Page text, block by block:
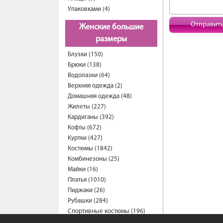
Упаковками (4)
Женские большие
размеры
Блузки (150)
Брюки (138)
Водолазки (64)
Верхняя одежда (2)
Домашняя одежда (48)
Жилеты (227)
Кардиганы (392)
Кофты (672)
Куртки (427)
Костюмы (1842)
Комбинезоны (25)
Майки (16)
Платья (1010)
Пиджаки (26)
Рубашки (284)
Спортивные костюмы (196)